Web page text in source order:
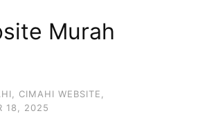
Murah
CIMAHI WEBSITE
18, 2025